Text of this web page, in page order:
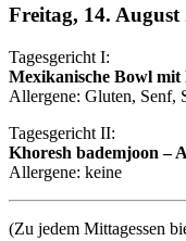
Freitag, 14. August
Tagesgericht I:
Mexikanische Bowl
Allergene: Gluten, Senf,
Tagesgericht II:
Khoresh bademjoon –
Allergene: keine
(Zu jedem Mittagessen